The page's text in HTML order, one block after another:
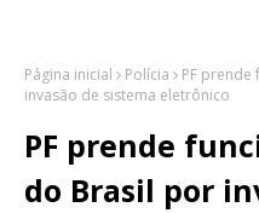
Página inicial Polícia
PF
invasão de sistema eletrônico
PF prende
do Brasil por